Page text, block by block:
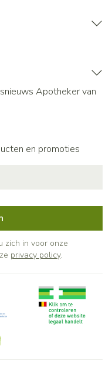
Apotheker van
en promoties
zich in voor onze
privacy policy.